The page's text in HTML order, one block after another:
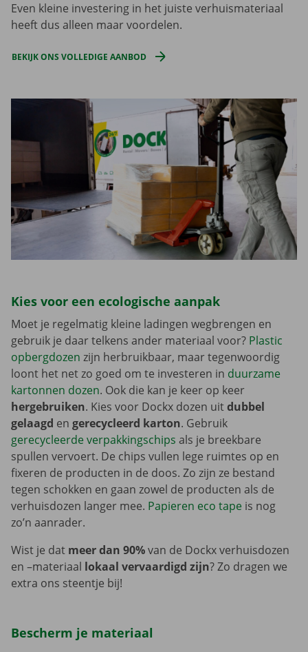
Even kleine investering in het juiste verhuismateriaal
heeft dus alleen maar voordelen.
BEKIJK ONS VOLLEDIGE AANBOD
Kies voor een ecologische aanpak
Moet je regelmatig kleine ladingen wegbrengen en
gebruik je daar telkens ander materiaal voor? Plastic
opbergdozen zijn herbruikbaar, maar tegenwoordig
loont het net zo goed om te investeren in duurzame
kartonnen dozen. Ook die kan je keer op keer
hergebruiken. Kies voor Dockx dozen uitdubbel
gelaagd en gerecycleerd karton. Gebruik
gerecycleerde verpakkingschips als je breekbare
spullen vervoert. De chips vullen lege ruimtes op en
fixeren de producten in de doos. Zo zijn ze bestand
tegen schokken en gaan zowel de producten als de
verhuisdozen langer mee. Papieren eco tape is nog
zo’n aanrader.
Wist je dat meer dan 90%van de Dockx verhuisdozen
en –materiaal lokaal vervaardigd zijn? Zo dragen we
extra ons steentje bij!
Bescherm je materiaal